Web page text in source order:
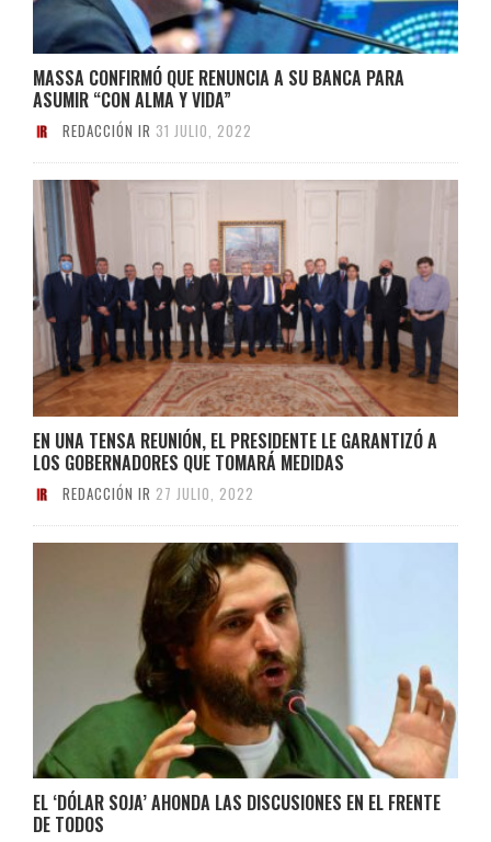
MASSA CONFIRMÓ QUE RENUNCIA A SU BANCA PARA
ASUMIR “CON ALMA Y VIDA”
REDACCIÓN IR 31 JULIO, 2022
EN UNA TENSA REUNIÓN, EL PRESIDENTE LE GARANTIZÓ A
LOS GOBERNADORES QUE TOMARÁ MEDIDAS
REDACCIÓN IR 27 JULIO, 2022
EL ‘DÓLAR SOJA’ AHONDA LAS DISCUSIONES EN EL FRENTE
DE TODOS